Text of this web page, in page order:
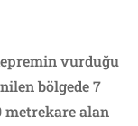
vurduğu
bölgede 7
metrekare alan